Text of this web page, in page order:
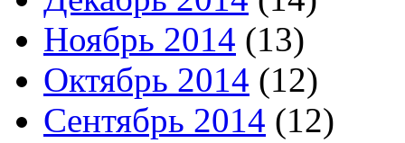
Ноябрь 2014 (13)
Октябрь 2014 (12)
Сентябрь 2014 (12)